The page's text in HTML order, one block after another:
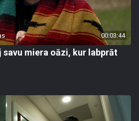
00:03:44
miera oāzi, kur labprāt